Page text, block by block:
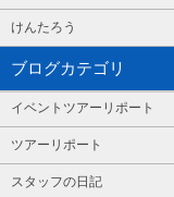
けんたろう
ブログカテゴリ
イベントツアーリポート
ツアーリポート
スタッフの日記